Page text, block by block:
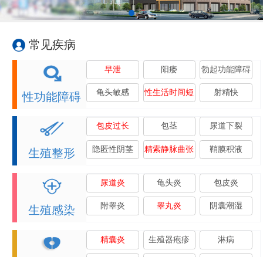
常见疾病
性功能障碍
早泄 阳痿 勃起功能障碍
龟头敏感 性生活时间短 射精快
生殖整形
包皮过长 包茎 尿道下裂
隐匿性阴茎 精索静脉曲张 鞘膜积液
生殖感染
尿道炎 龟头炎 包皮炎
附睾炎 睾丸炎 阴囊潮湿
精囊炎 生殖器疱疹 淋病